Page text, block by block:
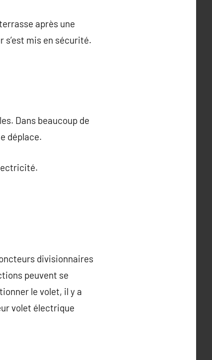
après une
mis en sécurité.
Dans beaucoup de
déplace.
divisionnaires
peuvent se
le volet, il y a
volet électrique